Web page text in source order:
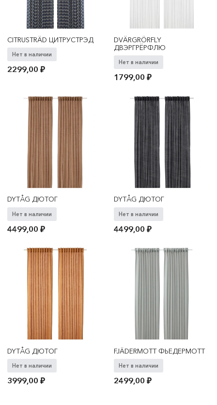
CITRUSTRÄD ЦИТРУСТРЭД
Нет в наличии
2299,00₽
DVÄRGRÖRFLY
ДВЭРГРЁРФЛЮ
Нет в наличии
1799,00₽
DYTÅG ДЮТОГ
Нет в наличии
4499,00₽
DYTÅG ДЮТОГ
Нет в наличии
4499,00₽
DYTÅG ДЮТОГ
Нет в наличии
3999,00₽
FJÄDERMOTT ФЬЕДЕРМОТТ
Нет в наличии
2499,00₽